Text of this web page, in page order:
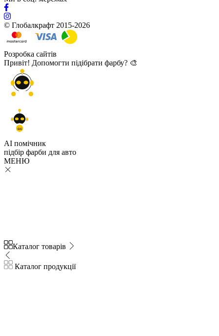
© Глобалкрафт 2015-2026
Розробка сайтів
Привіт! Допомогти підібрати фарбу? 🎨
GC
AI помічник
підбір фарби для авто
МЕНЮ
Каталог товарів
Каталог продукції